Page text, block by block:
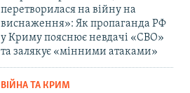
перетворилася на війну на
виснаження»: Як пропаганда РФ
у Криму пояснює невдачі «СВО»
та залякує «мінними атаками»
ВІЙНА ТА КРИМ